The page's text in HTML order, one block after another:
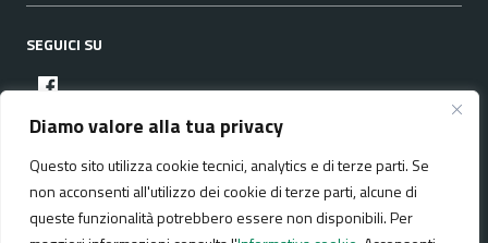
Diamo valore alla tua privacy
Questo sito utilizza cookie tecnici, analytics e di terze parti. Se
non acconsenti all'utilizzo dei cookie di terze parti, alcune di
queste funzionalità potrebbero essere non disponibili. Per
SEGUICI SU
facebook
Media policy Mappa del sito